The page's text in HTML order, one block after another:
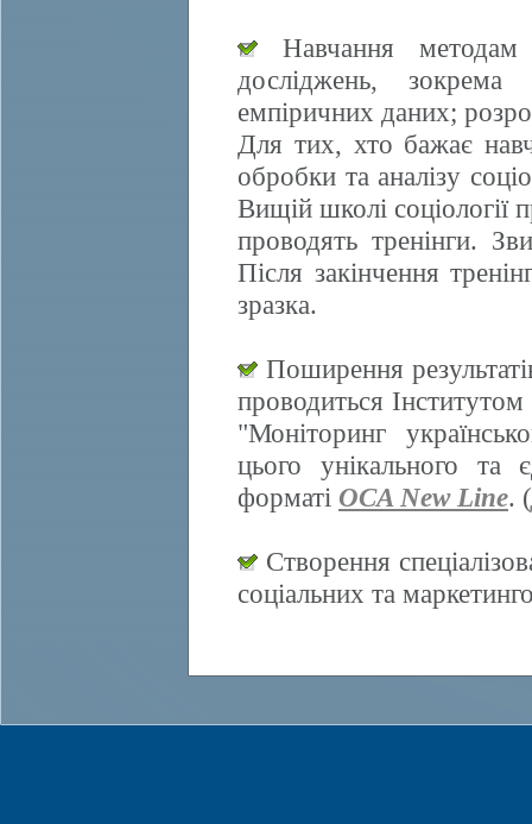
Навчання методам
досліджень, зокрема
емпіричних даних;
Для тих, хто бажає
обробки та аналізу
Вищій школі соціології
проводять тренінги.
Після закінчення
зразка.
Поширення
проводиться Інститутом
"Моніторинг
цього унікального та
форматі OCA New Line. (
Створення
соціальних та